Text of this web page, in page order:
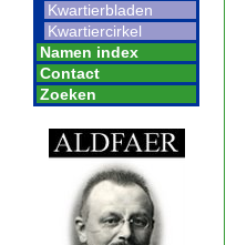
Kwartierbladen
Kwartiercirkel
Namen index
Contact
Zoeken